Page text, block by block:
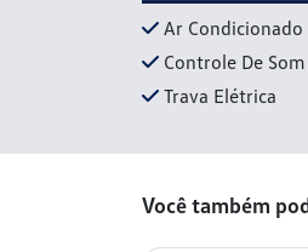
Ar Condicionado
Controle De
Trava Elétrica
Você também